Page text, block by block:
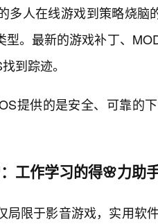
多人在线游戏到策略烧脑
型。最新的游戏补丁、
到踪迹。
提供的是安全、可靠的
工作学习的得🌸力助
局限于影音游戏，实用软